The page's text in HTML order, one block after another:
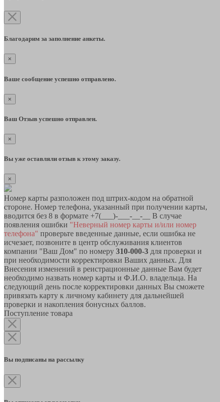
Благодарим за заполнение анкеты.
×
Ваше сообщение успешно отправлено.
×
Ваш Отзыв успешно отправлен.
×
Вы уже оставляли отзыв к этому заказу.
×
Номер карты разположен под штрих-кодом на обратной
стороне. Номер телефона, указанный при получении карты,
вводится без 8 в формате +7(___)-___-__-__ В случае
появления ошибки "Неверный номер карты и/или номер
телефона" проверьте введенные данные, если ошибка не
исчезает, позвоните в центр обслуживания клиентов
компании "Ваш Дом" по номеру 310-000-3 для проверки и
при необходимости корректировки Ваших данных. Для
Внесения изменений в реистрационные данные Вам будет
необходимо назвать номер карты и Ф.И.О. владельца. На
следующий день после корректировки данных Вы сможете
привязать карту к личному кабинету для дальнейшей
проверки и накопления бонусных баллов.
Поступление товара
Вы подписаны на рассылку